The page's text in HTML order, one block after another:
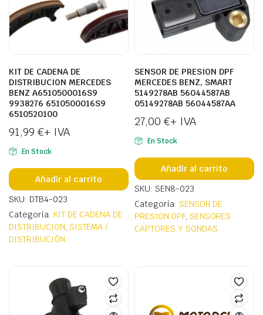
KIT DE CADENA DE
DISTRIBUCION MERCEDES
BENZ A6510500016S9
9938276 6510500016S9
6510520100
91,99 €+ IVA
En Stock
Añadir al carrito
SKU: DTB4-023
Categoría: KIT DE CADENA DE
DISTRIBUCION, SISTEMA /
DISTRIBUCIÓN
SENSOR DE PRESION DPF
MERCEDES BENZ, SMART
5149278AB 56044587AB
05149278AB 56044587AA
27,00 €+ IVA
En Stock
Añadir al carrito
SKU: SEN8-023
Categoría: SENSOR DE
PRESION DPF, SENSORES
CAPTORES Y SONDAS